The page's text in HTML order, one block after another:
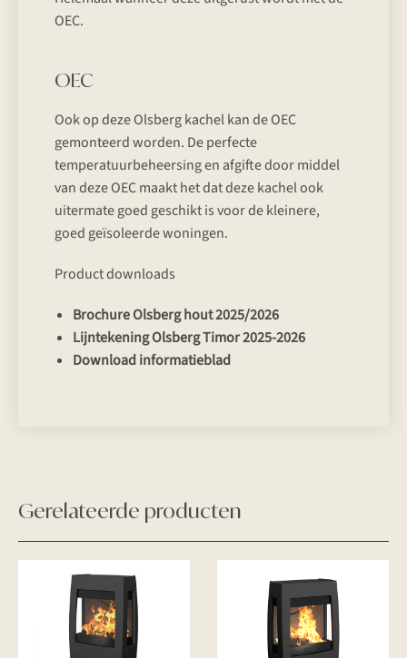
OEC.
OEC
Ook op deze Olsberg kachel kan de OEC
gemonteerd worden. De perfecte
temperatuurbeheersing en afgifte door middel
van deze OEC maakt het dat deze kachel ook
uitermate goed geschikt is voor de kleinere,
goed geïsoleerde woningen.
Product downloads
Brochure Olsberg hout 2025/2026
Lijntekening Olsberg Timor 2025-2026
Download informatieblad
Gerelateerde producten